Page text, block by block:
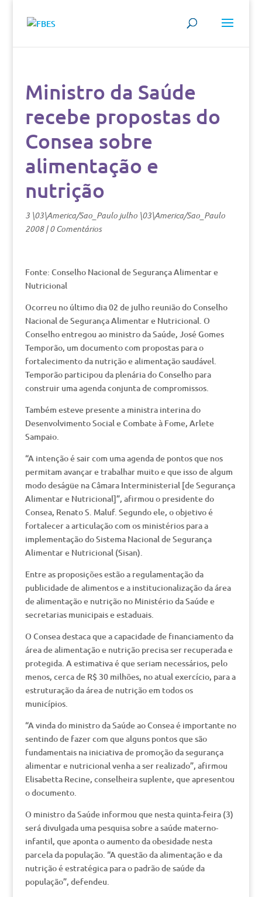
Ministro da Saúde
recebe propostas do
Consea sobre
alimentação e
nutrição
3 \03\America/Sao_Paulo julho \03\America/Sao_Paulo
2008|0 Comentários
Fonte: Conselho Nacional de Segurança Alimentar e
Nutricional
Ocorreu no último dia 02 de julho reunião do Conselho
Nacional de Segurança Alimentar e Nutricional. O
Conselho entregou ao ministro da Saúde, José Gomes
Temporão, um documento com propostas para o
fortalecimento da nutrição e alimentação saudável.
Temporão participou da plenária do Conselho para
construir uma agenda conjunta de compromissos.
Também esteve presente a ministra interina do
Desenvolvimento Social e Combate à Fome, Arlete
Sampaio.
“A intenção é sair com uma agenda de pontos que nos
permitam avançar e trabalhar muito e que isso de algum
modo deságüe na Câmara Interministerial [de Segurança
Alimentar e Nutricional]”, afirmou o presidente do
Consea, Renato S. Maluf. Segundo ele, o objetivo é
fortalecer a articulação com os ministérios para a
implementação do Sistema Nacional de Segurança
Alimentar e Nutricional (Sisan).
Entre as proposições estão a regulamentação da
publicidade de alimentos e a institucionalização da área
de alimentação e nutrição no Ministério da Saúde e
secretarias municipais e estaduais.
O Consea destaca que a capacidade de financiamento da
área de alimentação e nutrição precisa ser recuperada e
protegida. A estimativa é que seriam necessários, pelo
menos, cerca de R$ 30 milhões, no atual exercício, para a
estruturação da área de nutrição em todos os
municípios.
“A vinda do ministro da Saúde ao Consea é importante no
sentindo de fazer com que alguns pontos que são
fundamentais na iniciativa de promoção da segurança
alimentar e nutricional venha a ser realizado”, afirmou
Elisabetta Recine, conselheira suplente, que apresentou
o documento.
O ministro da Saúde informou que nesta quinta-feira (3)
será divulgada uma pesquisa sobre a saúde materno-
infantil, que aponta o aumento da obesidade nesta
parcela da população. “A questão da alimentação e da
nutrição é estratégica para o padrão de saúde da
população”, defendeu.